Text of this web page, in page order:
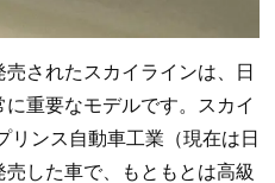
されたスカイラインは、日
重要なモデルです。スカイ
リンス自動車工業（現在は日
した車で、もともとは高級